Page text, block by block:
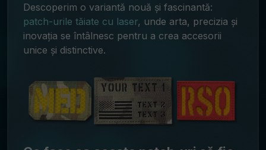
Descoperim o variantă nouă și fascinantă:
patch-urile tăiate cu laser, unde arta, precizia și
inovația se întâlnesc pentru a crea accesorii
unice și distinctive.